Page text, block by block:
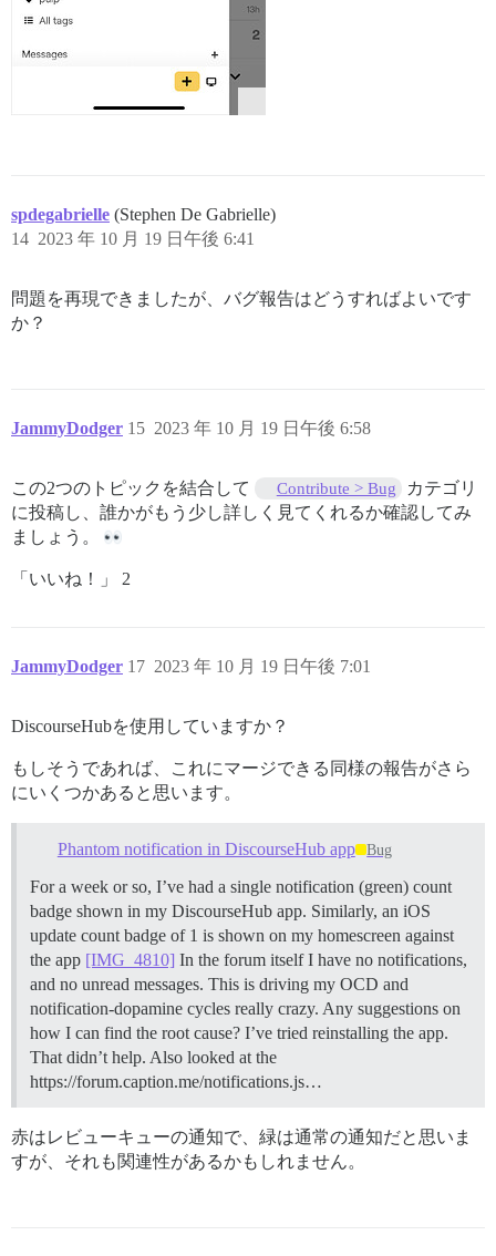
spdegabrielle (Stephen De Gabrielle)
2023 年 10 月 19 日午後 6:41
14
問題を再現できましたが、バグ報告はどうすればよいです
か？
JammyDodger 2023 年 10 月 19 日午後 6:58
15
この2つのトピックを結合して Contribute > Bug
カテゴリ
に投稿し、誰かがもう少し詳しく見てくれるか確認してみ
ましょう。
「いいね！」 2
JammyDodger 2023 年 10 月 19 日午後 7:01
17
DiscourseHubを使用していますか？
もしそうであれば、これにマージできる同様の報告がさら
にいくつかあると思います。
Phantom notification in DiscourseHub app Bug
For a week or so, I’ve had a single notification (green) count
badge shown in my DiscourseHub app. Similarly, an iOS
update count badge of 1 is shown on my homescreen against
the app [IMG_4810] In the forum itself I have no notifications,
and no unread messages. This is driving my OCD and
notification-dopamine cycles really crazy. Any suggestions on
how I can find the root cause? I’ve tried reinstalling the app.
That didn’t help. Also looked at the
https://forum.caption.me/notifications.js…
赤はレビューキューの通知で、緑は通常の通知だと思いま
すが、それも関連性があるかもしれません。